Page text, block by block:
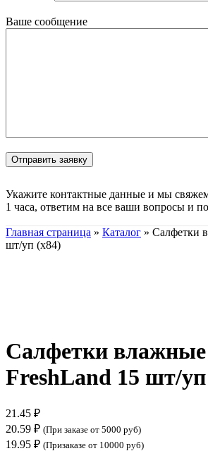
Ваше сообщение
Укажите контактные данные и мы
1 часа, ответим на все ваши вопросы и
Главная страница » Каталог » Салфетки
шт/уп (х84)
Салфетки влажные
FreshLand 15 шт/
21.45 ₽
20.59 ₽ (При заказе от 5000 руб)
19.95 ₽ (Призаказе от 10000 руб)